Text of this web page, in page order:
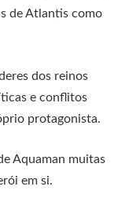
de Atlantis como
dos reinos
e conflitos
protagonista.
Aquaman muitas
em si.